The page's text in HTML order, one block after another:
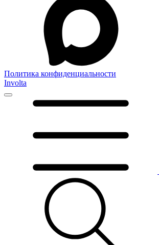
Политика конфиденциальности
Involta